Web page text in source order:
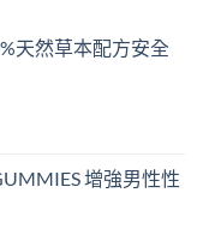
天然草本配方安全
增強男性性